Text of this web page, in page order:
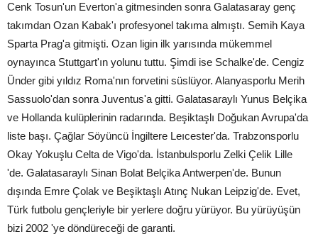
Cenk Tosun'un Everton'a gitmesinden sonra Galatasaray genç
takımdan Ozan Kabak'ı profesyonel takıma almıştı. Semih Kaya
Sparta Prag'a gitmişti. Ozan ligin ilk yarısında mükemmel
oynayınca Stuttgart'ın yolunu tuttu. Şimdi ise Schalke'de. Cengiz
Ünder gibi yıldız Roma'nın forvetini süslüyor. Alanyasporlu Merih
Sassuolo'dan sonra Juventus'a gitti. Galatasaraylı Yunus Belçika
ve Hollanda kulüplerinin radarında. Beşiktaşlı Doğukan Avrupa'da
liste başı. Çağlar Söyüncü İngiltere Leıcester'da. Trabzonsporlu
Okay Yokuşlu Celta de Vigo'da. İstanbulsporlu Zelki Çelik Lille
'de. Galatasaraylı Sinan Bolat Belçika Antwerpen'de. Bunun
dışında Emre Çolak ve Beşiktaşlı Atınç Nukan Leipzig'de. Evet,
Türk futbolu gençleriyle bir yerlere doğru yürüyor. Bu yürüyüşün
bizi 2002 'ye döndüreceği de garanti.